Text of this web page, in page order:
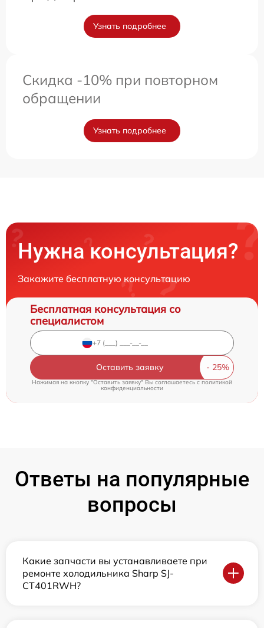
Узнать подробнее
Скидка -10% при повторном
обращении
Узнать подробнее
Нужна консультация?
Закажите бесплатную консультацию
Бесплатная консультация со
специалистом
Оставить заявку
Нажимая на кнопку "Оставить заявку" Вы соглашаетесь cполитикой
конфиденциальности
Ответы на популярные
вопросы
Какие запчасти вы устанавливаете при
ремонте холодильника Sharp SJ-
CT401RWH?